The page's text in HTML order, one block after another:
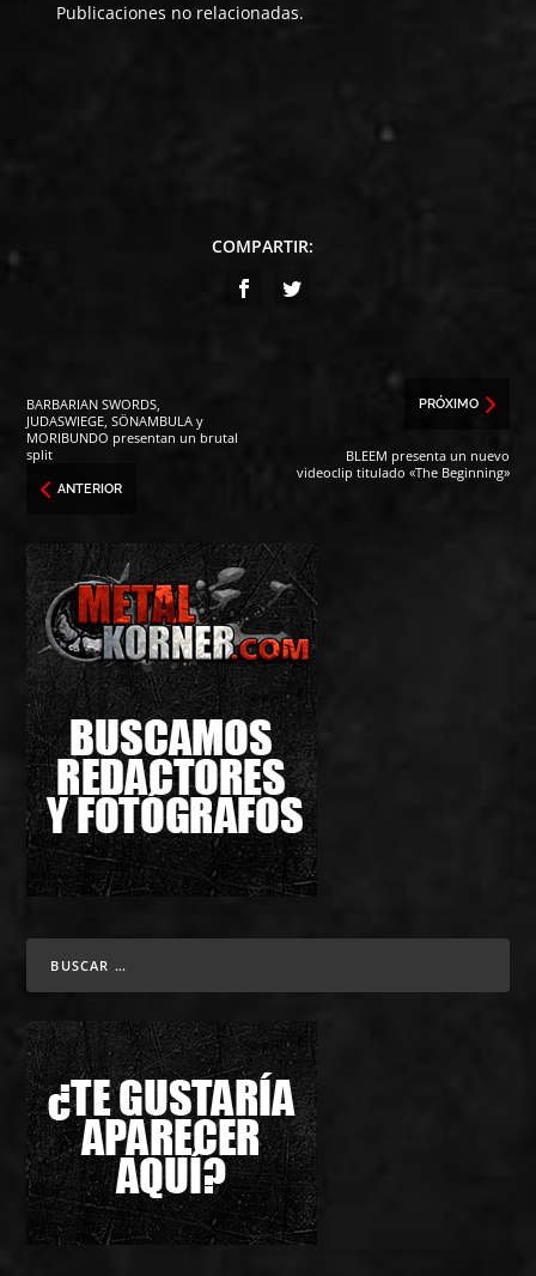
Publicaciones no relacionadas.
COMPARTIR:
BARBARIAN SWORDS,
JUDASWIEGE, SÖNAMBULA y
MORIBUNDO presentan un brutal
split
ANTERIOR
PRÓXIMO
BLEEM presenta un nuevo
videoclip titulado «The Beginning»